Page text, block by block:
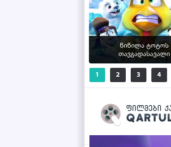
წიწილა ტოტოს
თავგადასავალი
1 2 3 4